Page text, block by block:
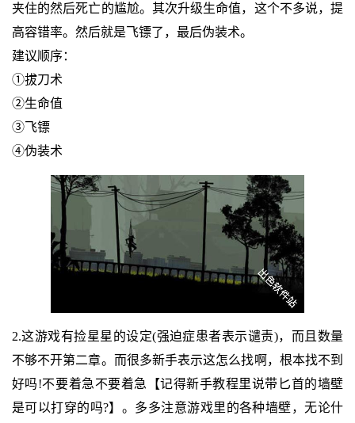
夹住的然后死亡的尴尬。其次升级生命值，这个不多说，提
高容错率。然后就是飞镖了，最后伪装术。
建议顺序：
①拔刀术
②生命值
③飞镖
④伪装术
2.这游戏有捡星星的设定(强迫症患者表示谴责)，而且数量
不够不开第二章。而很多新手表示这怎么找啊，根本找不到
好吗!不要着急不要着急【记得新手教程里说带匕首的墙壁
是可以打穿的吗?】。多多注意游戏里的各种墙壁，无论什